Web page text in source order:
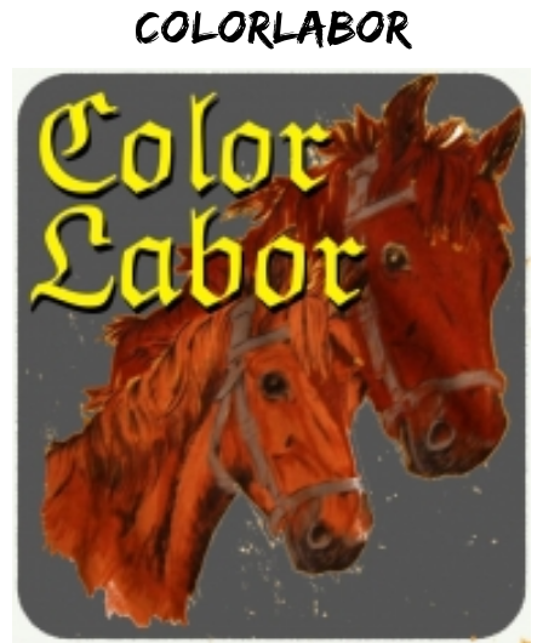
ColorLabor